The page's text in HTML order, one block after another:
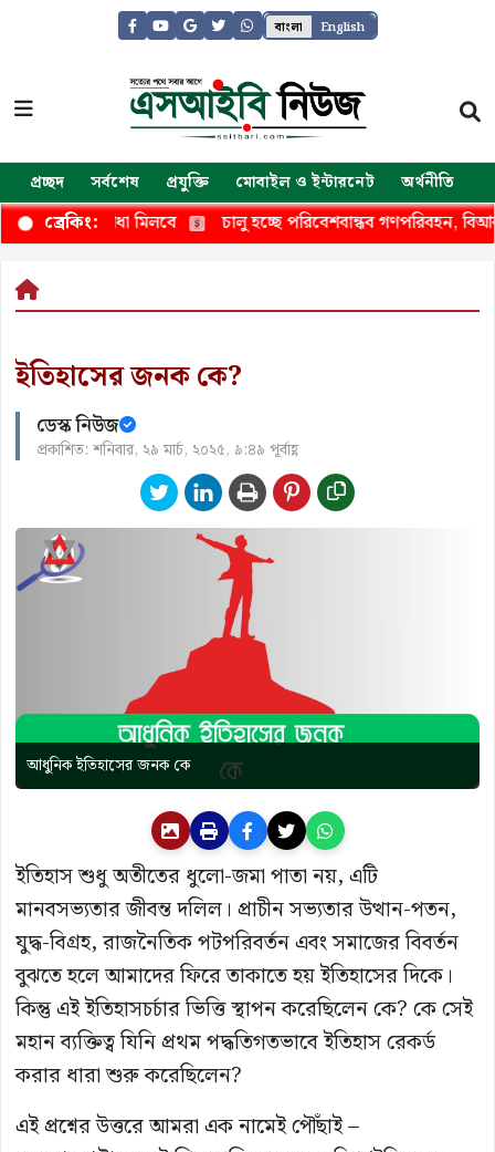
বাংলা English
প্রচ্ছদ সর্বশেষ প্রযুক্তি মোবাইল ও ইন্টারনেট অর্থনীতি
ব্রেকিং:
মিলবে চালু হচ্ছে পরিবেশবান্ধব গণপরিবহন, বিআরটিসির
ইতিহাসের জনক কে?
ডেস্ক নিউজ
প্রকাশিত: শনিবার, ২৯ মার্চ, ২০২৫, ৯:৪৯ পূর্বাহ্ণ
আধুনিক ইতিহাসের জনক কে
ইতিহাস শুধু অতীতের ধুলো-জমা পাতা নয়, এটি
মানবসভ্যতার জীবন্ত দলিল। প্রাচীন সভ্যতার উত্থান-পতন,
যুদ্ধ-বিগ্রহ, রাজনৈতিক পটপরিবর্তন এবং সমাজের বিবর্তন
বুঝতে হলে আমাদের ফিরে তাকাতে হয় ইতিহাসের দিকে।
কিন্তু এই ইতিহাসচর্চার ভিত্তি স্থাপন করেছিলেন কে? কে সেই
মহান ব্যক্তিত্ব যিনি প্রথম পদ্ধতিগতভাবে ইতিহাস রেকর্ড
করার ধারা শুরু করেছিলেন?
এই প্রশ্নের উত্তরে আমরা এক নামেই পৌঁছাই –